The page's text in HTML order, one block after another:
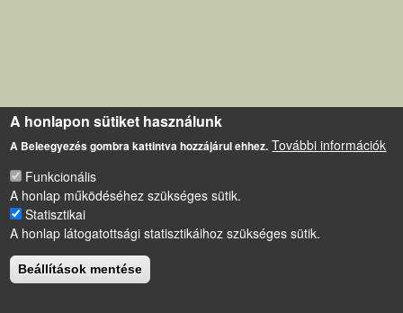
A honlapon sütiket használunk
A Beleegyezés gombra kattintva hozzájárul ehhez. További információk
Funkcionális
A honlap működéséhez szükséges sütik.
Statisztikai
A honlap látogatottsági statisztikáihoz szükséges sütik.
Beállítások mentése